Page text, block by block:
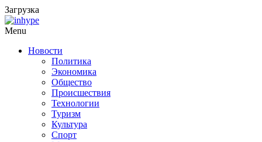
Загрузка
Menu
Новости
Политика
Экономика
Общество
Происшествия
Технологии
Туризм
Культура
Спорт